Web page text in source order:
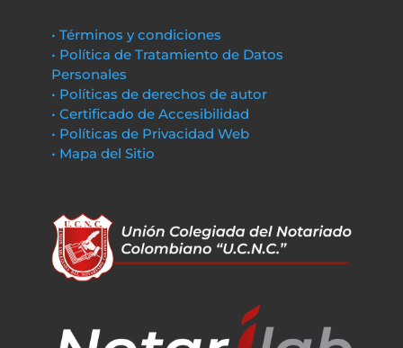
• Términos y condiciones
• Política de Tratamiento de Datos
Personales
• Políticas de derechos de autor
• Certificado de Accesibilidad
• Políticas de Privacidad Web
• Mapa del Sitio